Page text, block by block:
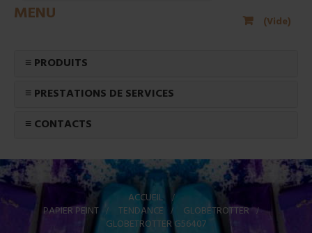
(Vide)
MENU
≡ PRODUITS
≡ PRESTATIONS DE SERVICES
≡ CONTACTS
ACCUEIL >
PAPIER PEINT > TENDANCE > GLOBETROTTER >
GLOBETROTTER G56407